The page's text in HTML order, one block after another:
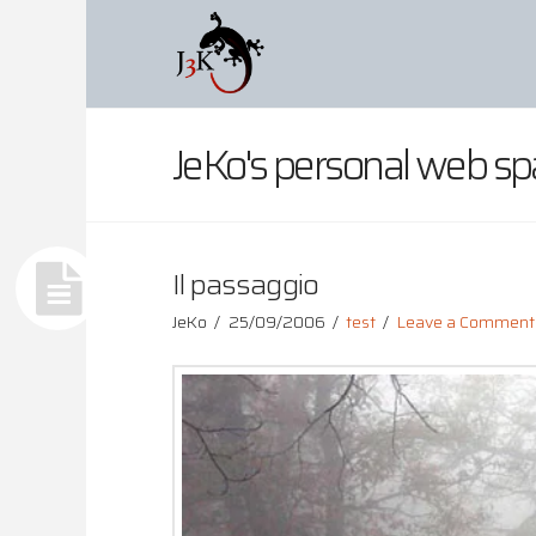
JeKo's personal web
Il passaggio
JeKo 25/09/2006 test Leave a Comment